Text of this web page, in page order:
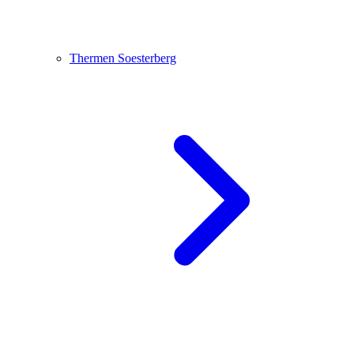
Thermen Soesterberg